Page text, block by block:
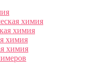
химия
химия
химия
химия